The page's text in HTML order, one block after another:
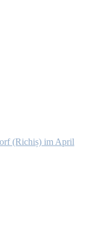
(Ri­chiș) im April